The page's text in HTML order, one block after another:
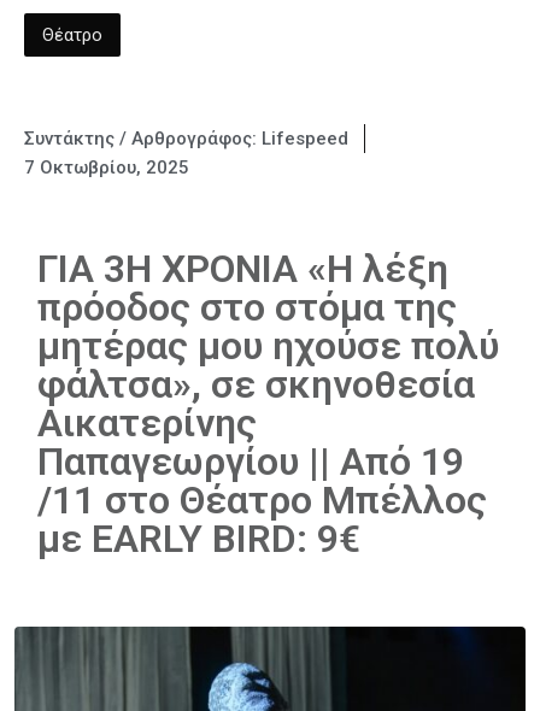
Θέατρο
Συντάκτης / Αρθρογράφος: Lifespeed
7 Οκτωβρίου, 2025
ΓΙΑ 3Η ΧΡΟΝΙΑ «Η λέξη
πρόοδος στο στόμα της
μητέρας μου ηχούσε πολύ
φάλτσα», σε σκηνοθεσία
Αικατερίνης
Παπαγεωργίου || Από 19
/11 στο Θέατρο Μπέλλος
με EARLY BIRD: 9€